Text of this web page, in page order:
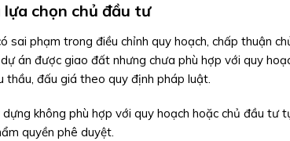
chọn chủ đầu tư
sai phạm trong điều chỉnh quy hoạch, chấp thuận
án được giao đất nhưng chưa phù hợp với quy
thầu, đấu giá theo quy định pháp luật.
không phù hợp với quy hoạch hoặc chủ đầu tư
quyền phê duyệt.